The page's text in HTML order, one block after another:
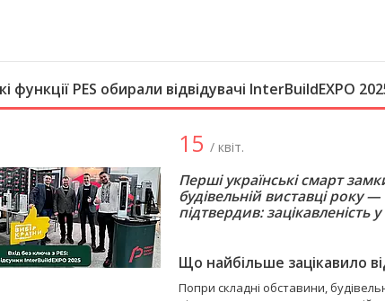
функції PES обирали відвідувачі InterBuildEXPO
15 / квіт.
Перші українські смарт
будівельній виставці року
підтвердив: зацікавленість
Що найбільше зацікавило
Попри складні обставини,